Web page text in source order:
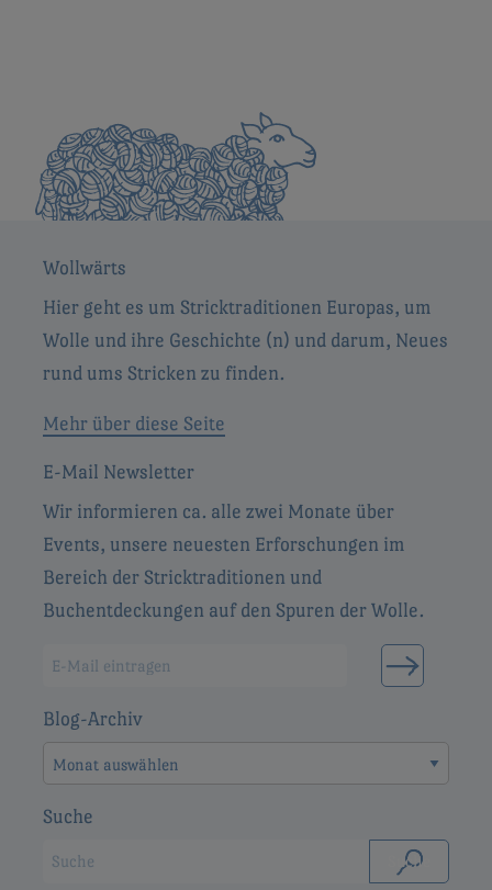
Wollwärts
Hier geht es um Stricktraditionen Europas, um
Wolle und ihre Geschichte (n) und darum, Neues
rund ums Stricken zu finden.
Mehr über diese Seite
E-Mail Newsletter
Wir informieren ca. alle zwei Monate über
Events, unsere neuesten Erforschungen im
Bereich der Stricktraditionen und
Buchentdeckungen auf den Spuren der Wolle.
Blog-Archiv
Blog-
Archiv
Suche